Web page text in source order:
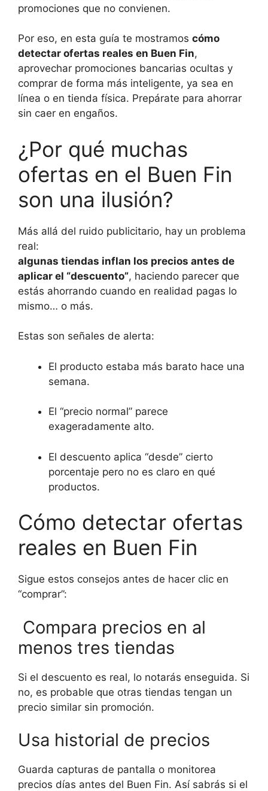
promociones que no convienen.
Por eso, en esta guía te mostramos cómo
detectar ofertas reales en Buen Fin,
aprovechar promociones bancarias ocultas y
comprar de forma más inteligente, ya sea en
línea o en tienda física. Prepárate para ahorrar
sin caer en engaños.
¿Por qué muchas
ofertas en el Buen Fin
son una ilusión?
Más allá del ruido publicitario, hay un problema
real:
algunas tiendas inflan los precios antes de
aplicar el “descuento”, haciendo parecer que
estás ahorrando cuando en realidad pagas lo
mismo… o más.
Estas son señales de alerta:
El producto estaba más barato hace una
semana.
El “precio normal” parece
exageradamente alto.
El descuento aplica “desde” cierto
porcentaje pero no es claro en qué
productos.
Cómo detectar ofertas
reales en Buen Fin
Sigue estos consejos antes de hacer clic en
“comprar”:
Compara precios en al
menos tres tiendas
Si el descuento es real, lo notarás enseguida. Si
no, es probable que otras tiendas tengan un
precio similar sin promoción.
Usa historial de precios
Guarda capturas de pantalla o monitorea
precios días antes del Buen Fin. Así sabrás si el